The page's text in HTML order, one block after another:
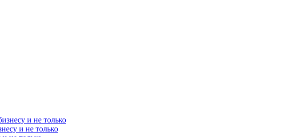
и не только